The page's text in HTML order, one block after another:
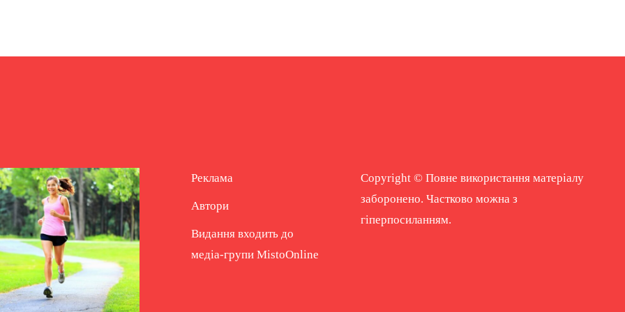
Реклама
Автори
Видання входить до
медіа-групи MistoOnline
Copyright © Повне використання матеріалу
заборонено. Частково можна з
гіперпосиланням.